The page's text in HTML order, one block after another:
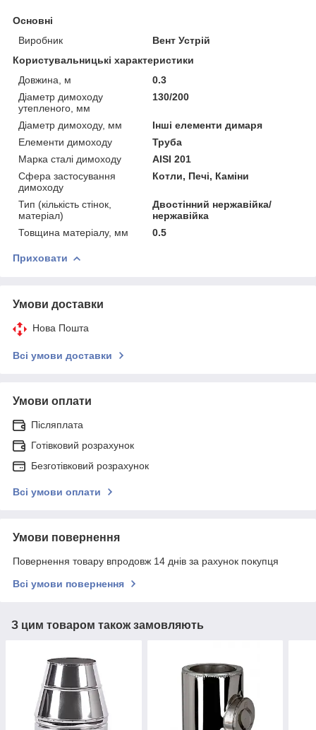
Основні
Виробник
Вент Устрій
Користувальницькі характеристики
Довжина, м
0.3
Діаметр димоходу
утепленого, мм
130/200
Діаметр димоходу, мм
Інші елементи димаря
Елементи димоходу
Труба
Марка сталі димоходу
AISI 201
Сфера застосування
димоходу
Котли, Печі, Каміни
Тип (кількість стінок,
матеріал)
Двостінний нержавійка/
нержавійка
Товщина матеріалу, мм
0.5
Приховати
Умови доставки
Нова Пошта
Всі умови доставки
Умови оплати
Післяплата
Готівковий розрахунок
Безготівковий розрахунок
Всі умови оплати
Умови повернення
Повернення товару впродовж 14 днів за рахунок покупця
Всі умови повернення
З цим товаром також замовляють